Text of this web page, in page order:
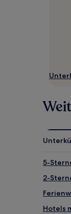
5-
2-
Hotels